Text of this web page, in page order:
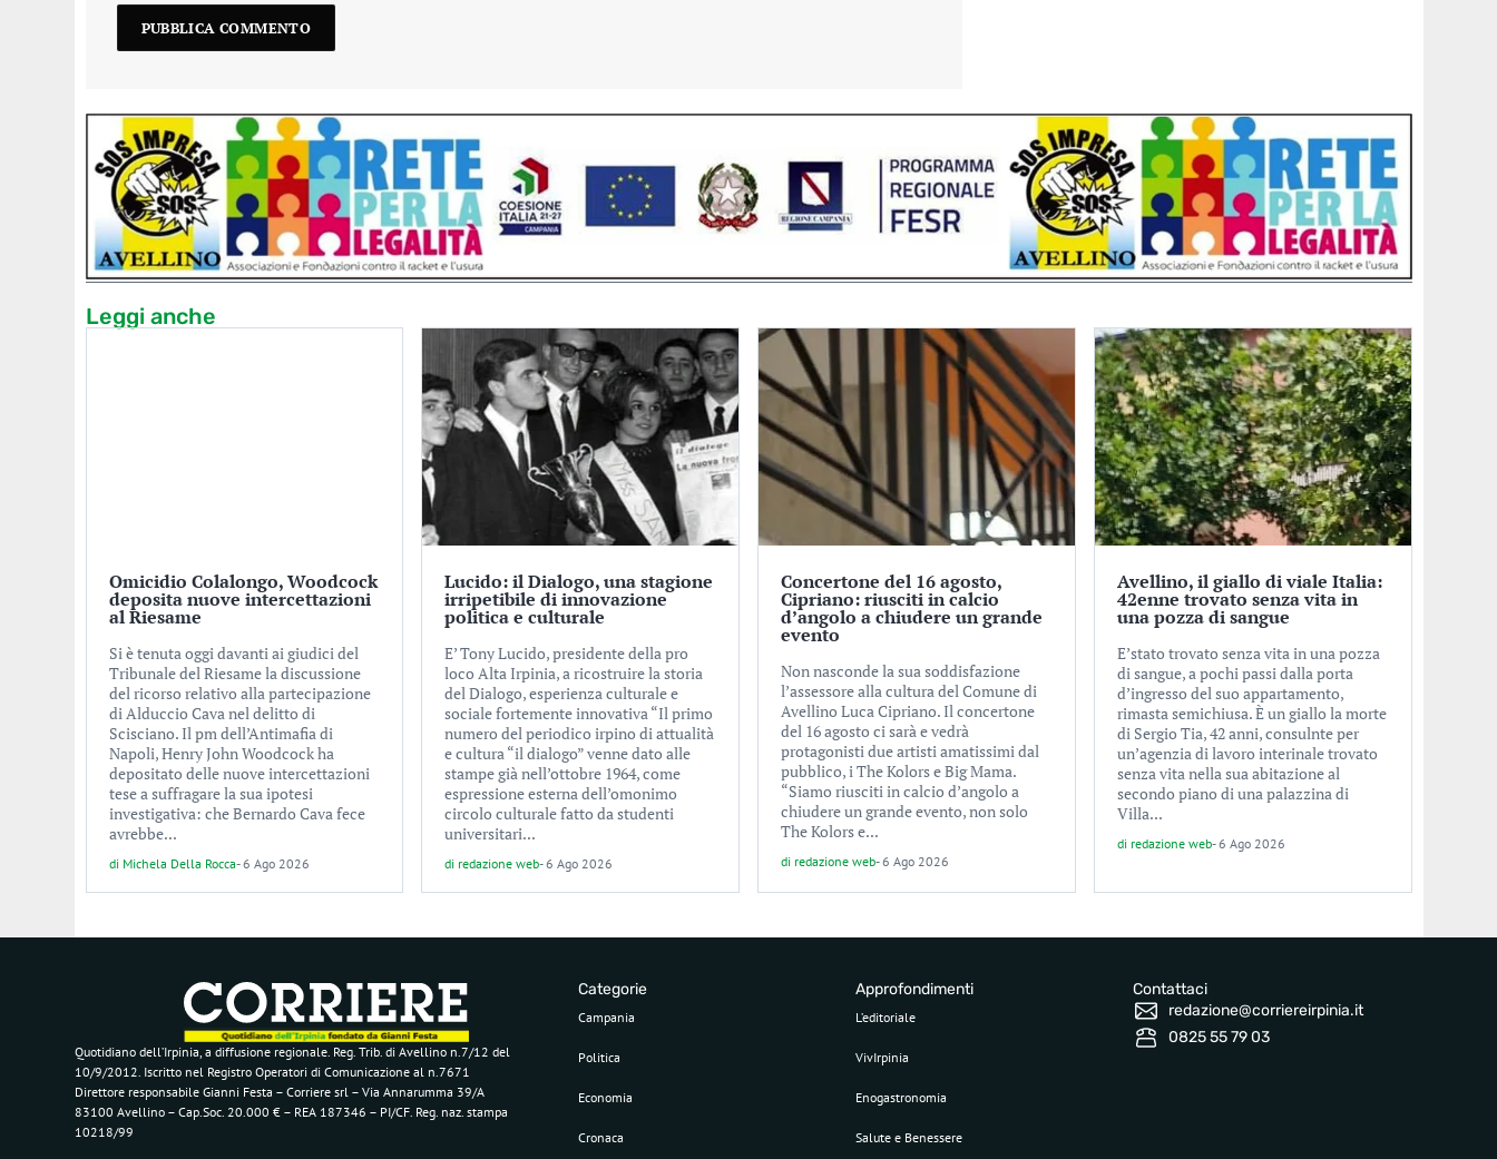
Leggi anche
Omicidio Colalongo, Woodcock
deposita nuove intercettazioni
al Riesame
Si è tenuta oggi davanti ai giudici del
Tribunale del Riesame la discussione
del ricorso relativo alla partecipazione
di Alduccio Cava nel delitto di
Scisciano. Il pm dell’Antimafia di
Napoli, Henry John Woodcock ha
depositato delle nuove intercettazioni
tese a suffragare la sua ipotesi
investigativa: che Bernardo Cava fece
avrebbe...
di Michela Della Rocca-6 Ago 2026
Lucido: il Dialogo, una stagione
irripetibile di innovazione
politica e culturale
E’ Tony Lucido, presidente della pro
loco Alta Irpinia, a ricostruire la storia
del Dialogo, esperienza culturale e
sociale fortemente innovativa “Il primo
numero del periodico irpino di attualità
e cultura “il dialogo” venne dato alle
stampe già nell’ottobre 1964, come
espressione esterna dell’omonimo
circolo culturale fatto da studenti
universitari...
di redazione web-6 Ago 2026
Concertone del 16 agosto,
Cipriano: riusciti in calcio
d’angolo a chiudere un grande
evento
Non nasconde la sua soddisfazione
l’assessore alla cultura del Comune di
Avellino Luca Cipriano. Il concertone
del 16 agosto ci sarà e vedrà
protagonisti due artisti amatissimi dal
pubblico, i The Kolors e Big Mama.
“Siamo riusciti in calcio d’angolo a
chiudere un grande evento, non solo
The Kolors e...
di redazione web-6 Ago 2026
Avellino, il giallo di viale Italia:
42enne trovato senza vita in
una pozza di sangue
E’stato trovato senza vita in una pozza
di sangue, a pochi passi dalla porta
d’ingresso del suo appartamento,
rimasta semichiusa. È un giallo la morte
di Sergio Tia, 42 anni, consulnte per
un’agenzia di lavoro interinale trovato
senza vita nella sua abitazione al
secondo piano di una palazzina di
Villa...
di redazione web-6 Ago 2026
Quotidiano dell’Irpinia, a diffusione regionale. Reg. Trib. di Avellino n.7/12 del
10/9/2012. Iscritto nel Registro Operatori di Comunicazione al n.7671
Direttore responsabile Gianni Festa – Corriere srl – Via Annarumma 39/A
83100 Avellino – Cap.Soc. 20.000 € – REA 187346 – PI/CF. Reg. naz. stampa
10218/99
Categorie
Campania
Politica
Economia
Cronaca
Approfondimenti
L’editoriale
VivIrpinia
Enogastronomia
Salute e Benessere
Contattaci
redazione@corriereirpinia.it
0825 55 79 03